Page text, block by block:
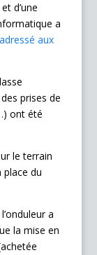
d’une
a
aux
prises de
ont été
le terrain
place du
a
la mise en